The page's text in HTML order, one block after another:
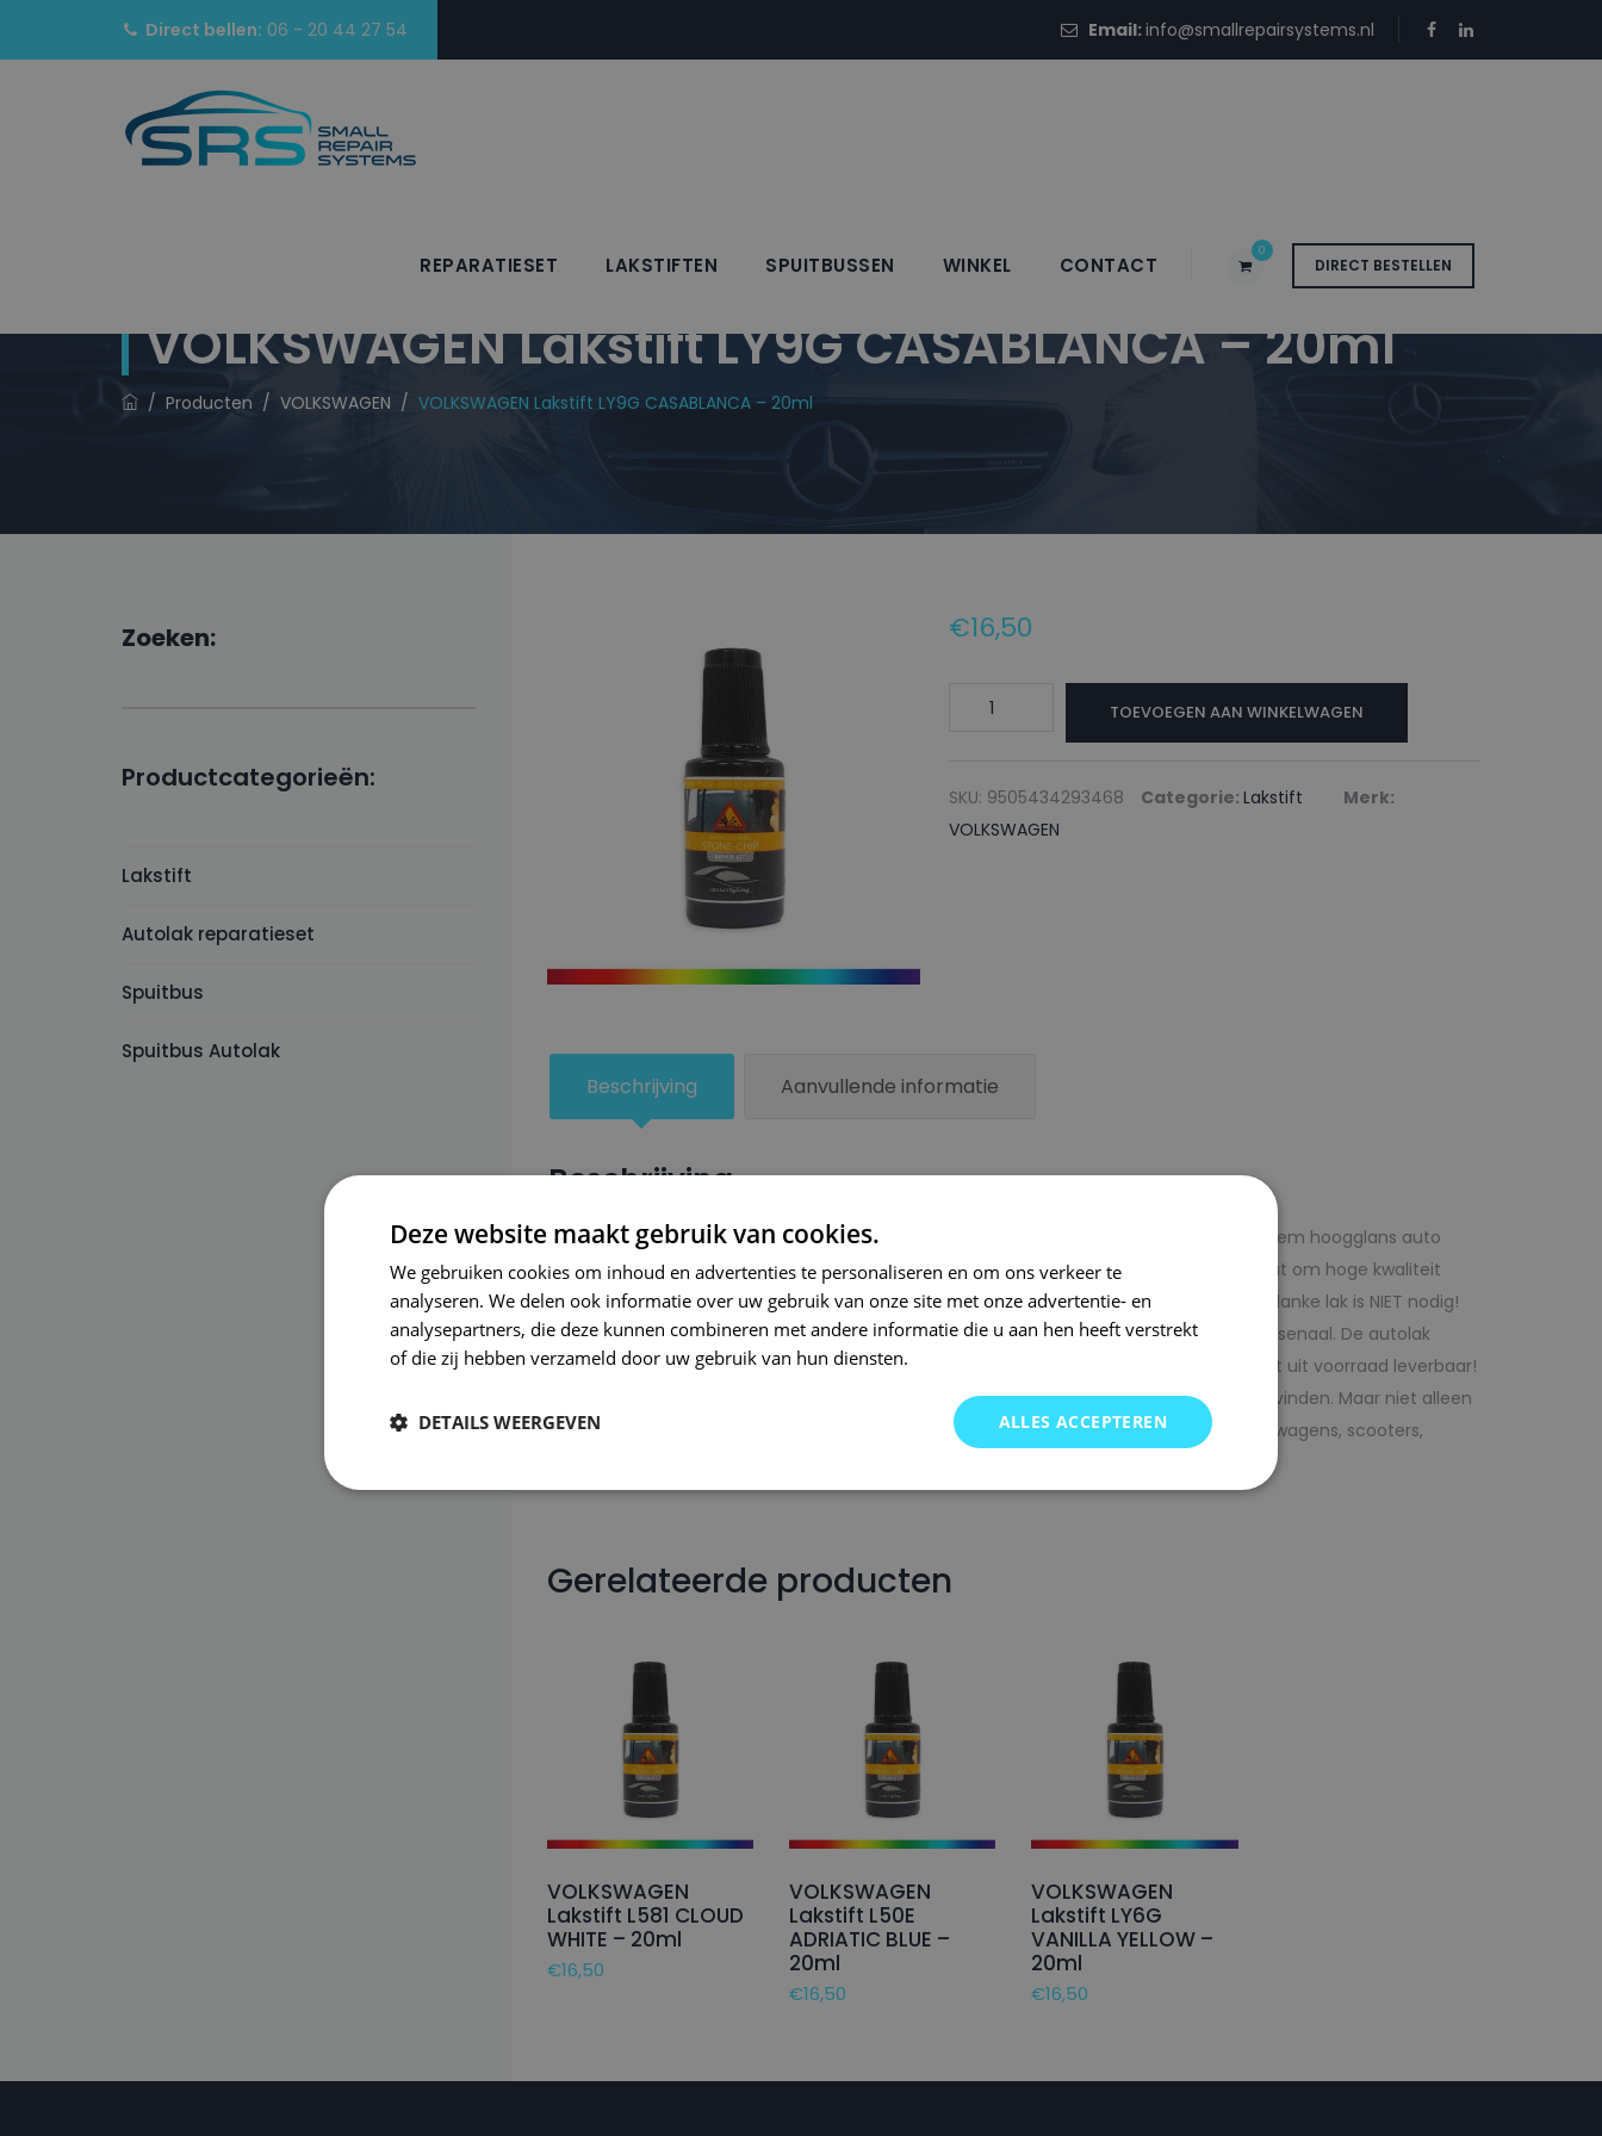
Direct bellen: 06 - 20 44 27 54 Email:info@smallrepairsystems.nl
DIRECT BESTELLEN
0
REPARATIESET LAKSTIFTEN SPUITBUSSEN WINKEL CONTACT
VOLKSWAGEN Lakstift LY9G CASABLANCA – 20ml
/ Producten / VOLKSWAGEN / VOLKSWAGEN Lakstift LY9G CASABLANCA – 20ml
€16,50
VOLKSWAGEN
CASABLANCA
-
TOEVOEGEN AAN WINKELWAGEN
SKU: 9505434293468 Categorie: Lakstift
Merk:
VOLKSWAGEN
Beschrijving Aanvullende informatie
Beschrijving
Een kleiner beschadigd oppervlak van je auto behandel je zelf voordelig met 1laag systeem hoogglans auto
lakstiften van Small Repair Systems. Bij SRS bent u aan het juiste adres wanneer het gaat om hoge kwaliteit
auto lakstiften. Onze auto lakstiften zijn snel drogend en makkelijk te verwerken. Extra blanke lak is NIET nodig!
Wij hebben een gigantisch assortiment met oneindig veel kleurencombinaties in ons arsenaal. De autolak
wordt op kleurcode of kleurnaam gemaakt en is afgevuld met professionele verf. Direct uit voorraad leverbaar!
Om deze reden garanderen wij dat u altijd de gewenste kleur voor uw auto bij SRS kunt vinden. Maar niet alleen
voor auto’s.. Met onze A-kwaliteit auto lakstiften kunt u ook bij ons terecht voor bedrijfswagens, scooters,
Gerelateerde producten
VOLKSWAGEN
Lakstift L581 CLOUD
WHITE – 20ml
€16,50
VOLKSWAGEN
Lakstift L50E
ADRIATIC BLUE –
20ml
€16,50
VOLKSWAGEN
Lakstift LY6G
VANILLA YELLOW –
20ml
€16,50
Zoeken:
Productcategorieën:
Lakstift
Autolak reparatieset
Spuitbus
Spuitbus Autolak
Deze website maakt gebruik van cookies.
We gebruiken cookies om inhoud en advertenties te personaliseren en om ons verkeer te
analyseren. We delen ook informatie over uw gebruik van onze site met onze advertentie- en
analysepartners, die deze kunnen combineren met andere informatie die u aan hen heeft verstrekt
of die zij hebben verzameld door uw gebruik van hun diensten.
ALLES ACCEPTEREN
DETAILS WEERGEVEN